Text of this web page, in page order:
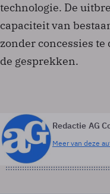
technologie. De
capaciteit van
zonder concessies
de gesprekken.
Redactie AG
Meer van deze